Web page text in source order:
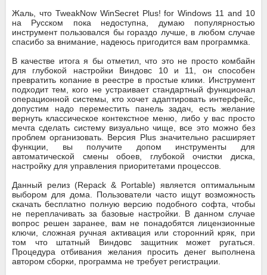
Жаль, что TweakNow WinSecret Plus! for Windows 11 and 10
на Русском пока недоступна, думаю популярностью
инструмент пользовался бы гораздо лучше, в любом случае
спасибо за внимание, надеюсь пригодится вам программка.
В качестве итога я бы отметил, что это не просто комбайн
для глубокой настройки Виндовс 10 и 11, он способен
превратить копание в реестре в простые клики. Инструмент
подходит тем, кого не устраивает стандартный функционал
операционной системы, кто хочет адаптировать интерфейс,
допустим надо переместить панель задач, есть желание
вернуть классическое контекстное меню, либо у вас просто
мечта сделать систему визуально чище, все это можно без
проблем организовать. Версия Plus значительно расширяет
функции, вы получите допом инструменты для
автоматической смены обоев, глубокой очистки диска,
настройку для управления приоритетами процессов.
Данный релиз (Repack & Portable) является оптимальным
выбором для дома. Пользователи часто ищут возможность
скачать бесплатно полную версию подобного софта, чтобы
не переплачивать за базовые настройки. В данном случае
вопрос решен заранее, вам не понадобятся лицензионные
ключи, сложная ручная активация или сторонний кряк, при
том что штатный Виндовс защитник может ругаться.
Процедура отбивания желания просить денег выполнена
автором сборки, программа не требует регистрации.